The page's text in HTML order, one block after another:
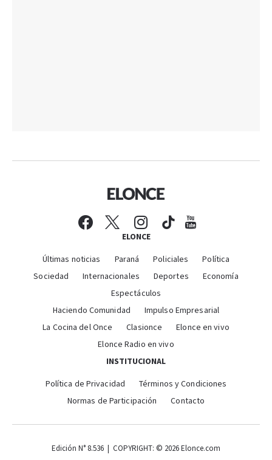
ELONCE
Últimas noticias Paraná Policiales
Política
Sociedad
Internacionales Deportes
Economía
Espectáculos
Haciendo Comunidad
Impulso Empresarial
La Cocina del Once
Clasionce
Elonce en vivo
Elonce Radio en vivo
INSTITUCIONAL
Política de Privacidad
Términos y Condiciones
Normas de Participación
Contacto
Edición N° 8.536 | COPYRIGHT: © 2026 Elonce.com